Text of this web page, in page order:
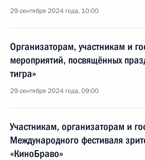
29 сентября 2024 года, 10:00
Организаторам, участникам и
мероприятий, посвящённых
тигра»
29 сентября 2024 года, 09:00
Участникам, организаторам и
Международного фестиваля
«КиноБраво»